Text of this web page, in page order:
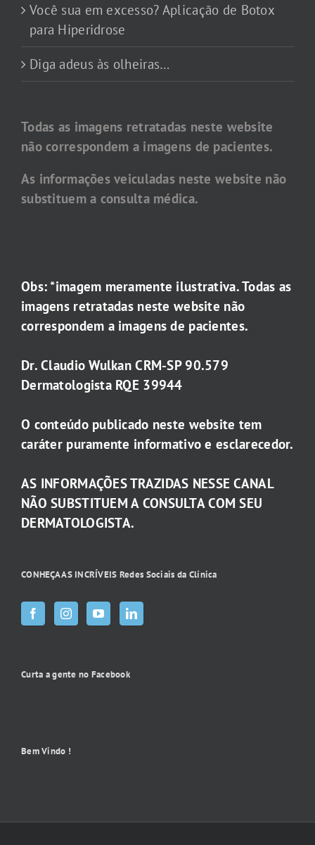
Você sua em excesso? Aplicação de Botox
para Hiperidrose
Diga adeus às olheiras…
Todas as imagens retratadas neste website
não correspondem a imagens de pacientes.
As informações veiculadas neste website não
substituem a consulta médica.
Obs: *imagem meramente ilustrativa. Todas as
imagens retratadas neste website não
correspondem a imagens de pacientes.
Dr. Claudio Wulkan CRM-SP 90.579
Dermatologista RQE 39944
O conteúdo publicado neste website tem
caráter puramente informativo e esclarecedor.
AS INFORMAÇÕES TRAZIDAS NESSE CANAL
NÃO SUBSTITUEM A CONSULTA COM SEU
DERMATOLOGISTA.
CONHEÇA AS INCRÍVEIS Redes Sociais da Clínica
Curta a gente no Facebook
Bem Vindo !